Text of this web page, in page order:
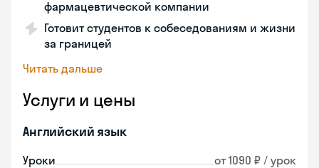
фармацевтической компании
Готовит студентов к собеседованиям и жизни
за границей
Читать дальше
Услуги и цены
Английский язык
Уроки от 1090 ₽ / урок